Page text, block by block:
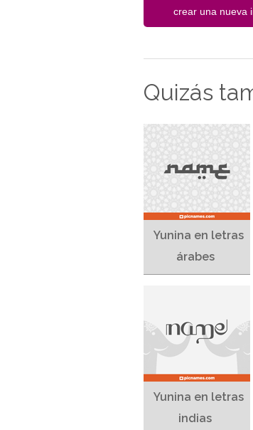
Quizás
Yunina en letras
árabes
Yunina en letras
indias